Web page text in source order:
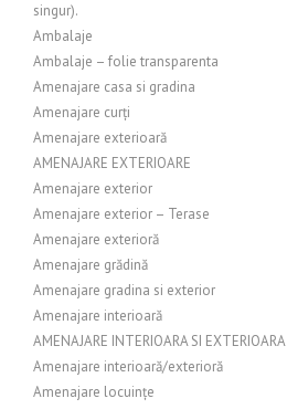
singur).
Ambalaje
Ambalaje – folie transparenta
Amenajare casa si gradina
Amenajare curți
Amenajare exterioară
AMENAJARE EXTERIOARE
Amenajare exterior
Amenajare exterior – Terase
Amenajare exterioră
Amenajare grădină
Amenajare gradina si exterior
Amenajare interioară
AMENAJARE INTERIOARA SI EXTERIOARA
Amenajare interioară/exterioră
Amenajare locuințe